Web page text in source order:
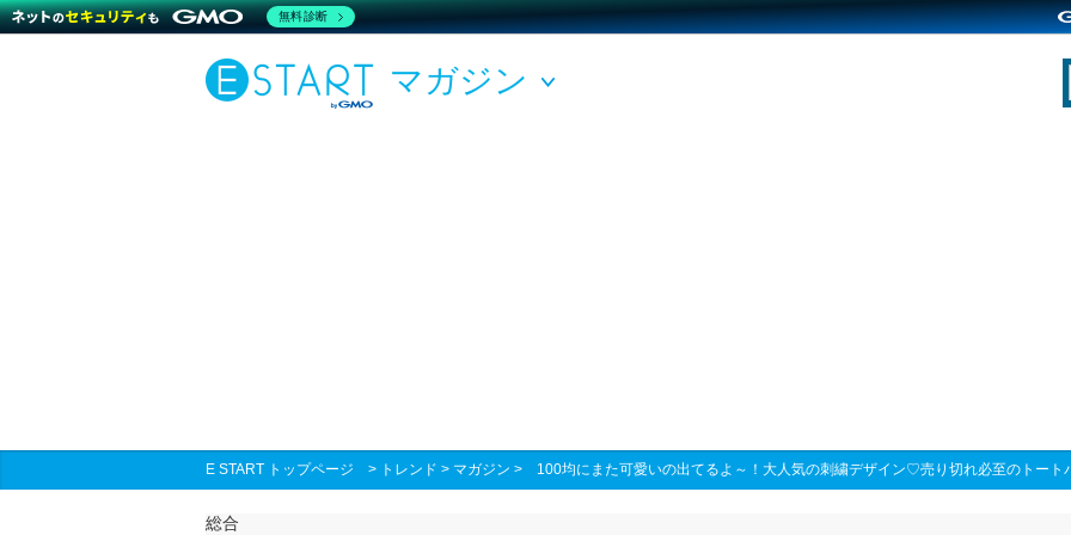
マガジン
E START トップページ > トレンド > マガジン > 100均にまた可愛いの出てるよ～！大人気の刺繍デザイン♡売り切れ必至のトート
総合
無料診断